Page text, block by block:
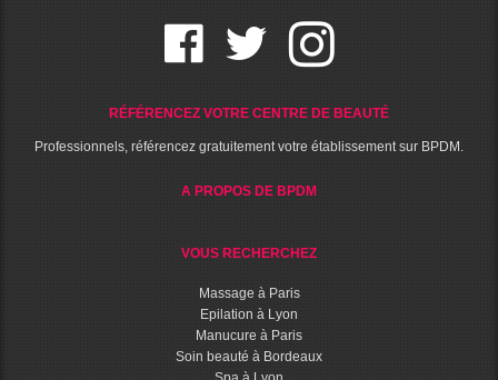
RÉFÉRENCEZ VOTRE CENTRE DE BEAUTÉ
Professionnels, référencez gratuitement votre établissement sur BPDM.
A PROPOS DE BPDM
VOUS RECHERCHEZ
Massage à Paris
Epilation à Lyon
Manucure à Paris
Soin beauté à Bordeaux